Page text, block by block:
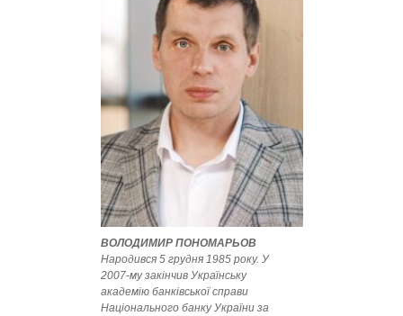
ВОЛОДИМИР ПОНОМАРЬОВ
Народився 5 грудня 1985 року. У
2007-му закінчив Українську
академію банківської справи
Національного банку України за